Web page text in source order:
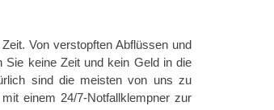
Von verstopften Abflüssen und
Sie keine Zeit und kein Geld in die
sind die meisten von uns zu
einem 24/7-Notfallklempner zur